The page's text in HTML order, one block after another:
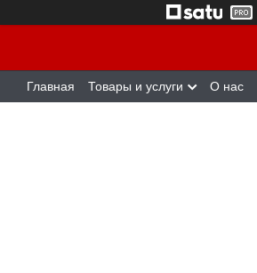
Главная Товары и услуги О нас